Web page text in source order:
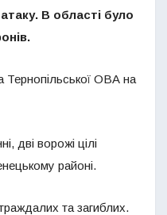
В області було
Тернопільської ОВА на
дві ворожі цілі
районі.
та загиблих.